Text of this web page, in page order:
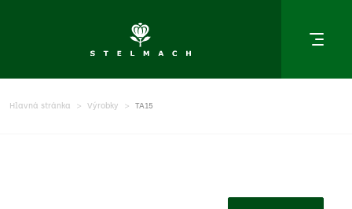
Hlavná stránka Výrobky TA15